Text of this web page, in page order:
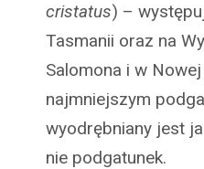
cristatus) –
Tasmanii oraz na
Salomona i w
najmniejszym
wyodrębniany jest
nie podgatunek.